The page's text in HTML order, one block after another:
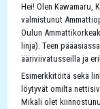
Hei! Olen Kawamaru,
valmistunut
Oulun
linja). Teen
ääriviivatusseilla ja
Esimerkkitöitä sekä
löytyvät omilta
Mikäli olet